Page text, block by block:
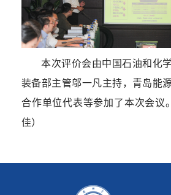
本次评价会由中国石油和化
装备部主管邬一凡主持，青岛能
合作单位代表等参加了本次会议
佳）